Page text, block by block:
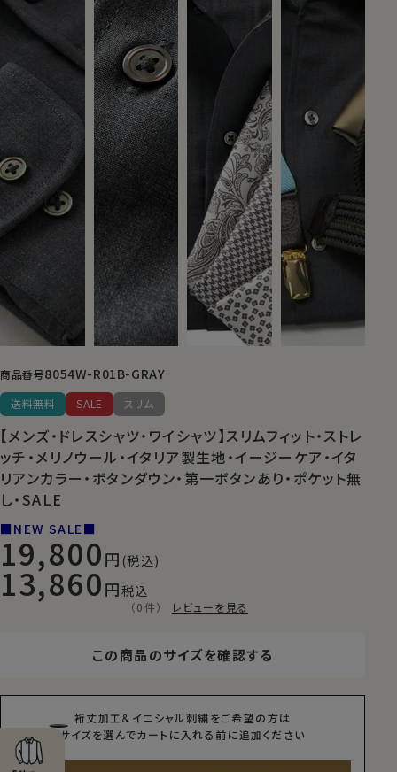
商品番号8054W-R01B-GRAY
送料無料 SALE スリム
【メンズ・ドレスシャツ・ワイシャツ】スリムフィット・ストレ
ッチ・メリノウール・イタリア製生地・イージーケア・イタ
リアンカラー・ボタンダウン・第一ボタンあり・ポケット無
し・SALE
■NEW SALE■
19,800 (税込)
13,860 税込
（0件） レビューを見る
この商品のサイズを確認する
裄丈加工＆イニシャル刺繍をご希望の方は
サイズを選んでカートに入れる前に追加ください